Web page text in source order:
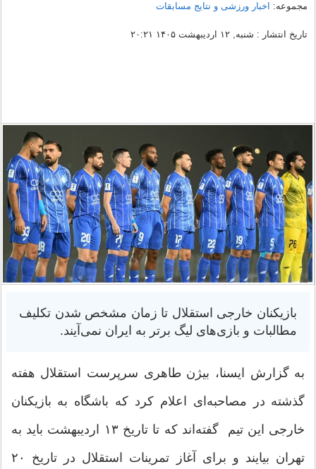
مجموعه: اخبار ورزشی و نتایج مسابقات
تاریخ انتشار : شنبه, ۱۲ اردیبهشت ۱۴۰۵ ۲۰:۲۱
بازیکنان خارجی استقلال تا زمان مشخص شدن تکلیف
مطالبات و بازی‌های لیگ برتر به ایران نمی‌آیند.
به گزارش ایسنا، بیژن طاهری سرپرست استقلال هفته
گذشته در مصاحبه‌ای اعلام کرد که باشگاه به بازیکنان
خارجی این تیم گفته‌اند که تا تاریخ ۱۳ اردیبهشت باید به
تهران بیایند و برای آغاز تمرینات استقلال در تاریخ ۲۰